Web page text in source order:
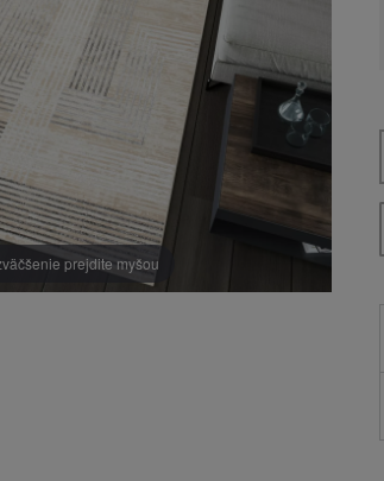
prejdite myšou